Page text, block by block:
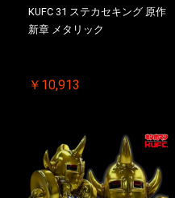
KUFC 31 ステカセキング 原作
新章 メタリック
￥10,913